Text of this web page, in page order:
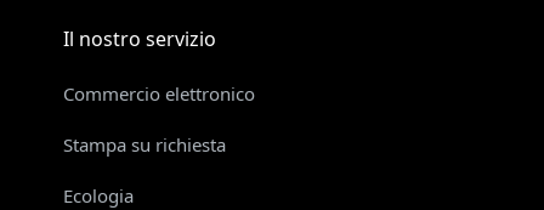
Il nostro servizio
Commercio elettronico
Stampa su richiesta
Ecologia